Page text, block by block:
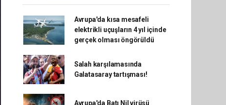
Avrupa'da kısa mesafeli
elektrikli uçuşların 4 yıl içinde
gerçek olması öngörüldü
Salah karşılamasında
Galatasaray tartışması!
Avrupa'da Batı Nil virüsü